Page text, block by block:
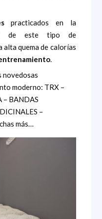
practicados en la
de este tipo de
alta quema de calorías
.
novedosas
moderno: TRX –
– BANDAS
–
más…